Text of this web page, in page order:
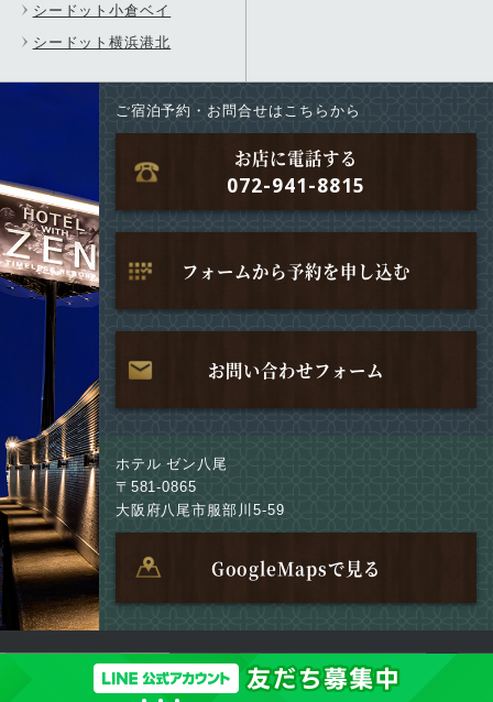
シードット小倉ベイ
シードット横浜港北
ご宿泊予約・お問合せはこちらから
お店に電話する
072-941-8815
フォームから予約を申し込む
お問い合わせフォーム
ホテル ゼン八尾
〒581-0865
大阪府八尾市服部川5-59
GoogleMapsで見る
Copyright 2021 YAO-ZEN All Right Reserved.
運営会社
English